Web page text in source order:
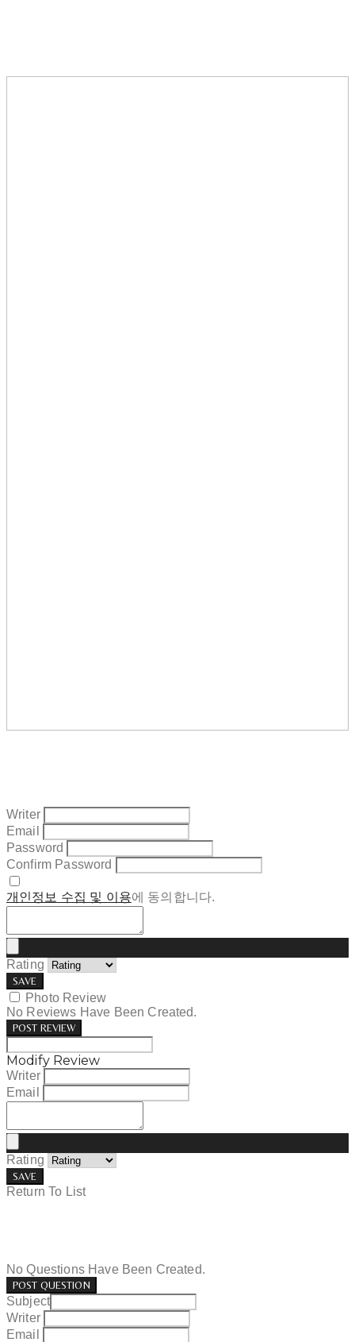
Writer
Email
Password
Confirm Password
개인정보 수집 및 이용에 동의합니다.
Rating
SAVE
Photo Review
No Reviews Have Been Created.
POST REVIEW
Modify Review
Writer
Email
Rating
SAVE
Return To List
No Questions Have Been Created.
POST QUESTION
Subject
Writer
Email